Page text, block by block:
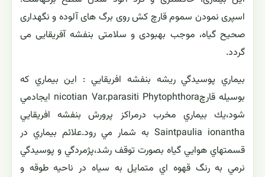
اسپری نمودن سموم قارچ كش روی برگ های آلوده و نگهداری
صحیح گیاه، موجب بهبودی و سلامتی بنفشه آفریقایی می
گردد.
بيماري پوسيدگي ريشه بنفشه افريقايي : اين بيماري كه
بوسيله قارچnicotian Var.parasiti Phytophthora ايجادمي
شود،يك بيماري مخرب درمراكز پرورش بنفشه افريقايي
Saintpaulia ionantha به شمار مي رود.علائم بيماري در
قسمتهاي هوايي گياه بصورت توقف رشد،پژمردگي و پوسيدگي
نرمي به رنگ قهوه اي متمايل به سياه در ناحيه طوقه و